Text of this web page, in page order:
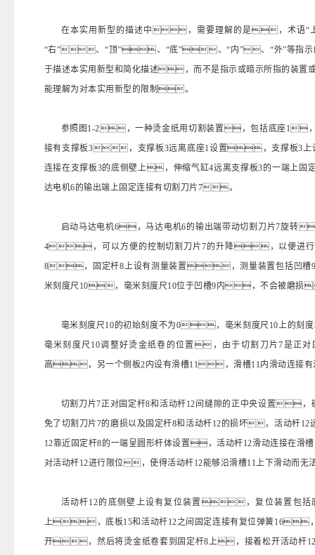
在本实用新型的描述中，需要理解的是，
“右”、“顶”、“底”、“内”、“外”等指示的
于描述本实用新型和简化描述，而不是指示或暗示所指的装
能理解为对本实用新型的限制。
参照图1-2，一种烫金纸用切割装置，包括底座1
接有支撑板3，支撑板3远离底座1设置，支撑板3
连接在支撑板3的底侧壁上，伸缩气缸4远离支撑板3的一端上
达电机6的输出端上固定连接有切割刀片7。
启动马达电机6，马达电机6的输出端带动切割刀片7旋
4，可以方便的控制切割刀片7的升降，以便进行
8，固定杆8上设有测量装置，测量装置包括凹槽
米刻度尺10，毫米刻度尺10位于凹槽9内，不会被磨损
毫米刻度尺10的初始刻度不为0，毫米刻度尺10上的刻
毫米刻度尺10调整好烫金纸卷的位置，由于切割刀片7是正
高，另一个侧板2内设有滑槽11，滑槽11内滑动连接
切割刀片7正对固定杆8和活动杆12间缝隙的正中央设置
免了切割刀片7的磨损以及固定杆8和活动杆12的损坏，活动杆
12靠近固定杆8的一端呈圆形杆体设置，活动杆12滑动连接
对活动杆12进行限位，使得活动杆12能够沿滑槽11上下滑动
活动杆12的底侧壁上设有复位装置，复位装置包括
上，底板15和活动杆12之间固定连接有复位弹簧16
开，然后将烫金纸卷套到固定杆8上，接着松开活动杆